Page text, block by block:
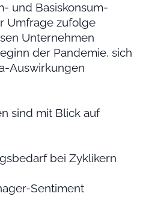
und Basiskonsum-
Umfrage zufolge
Unternehmen
der Pandemie, sich
Auswirkungen
sind mit Blick auf
bei Zyklikern
Sentiment